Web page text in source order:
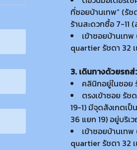
ที่ซอยบ้านเทพ” (รัช
ร้านสะดวกซื้อ 7-11
เข้าซอยบ้านเท
quartier รัชดา 32
3. เดินทางด้วยรถ
คลินิกอยู่ในซอย
ตรงเข้าซอย รัช
19-1) มีจุดสังเกตเป็
36 แยก 19) อยู่บริเ
เข้าซอยบ้านเท
quartier รัชดา 32